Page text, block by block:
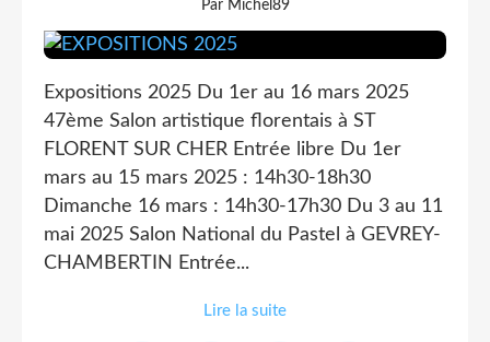
Par Michel89
Expositions 2025 Du 1er au 16 mars 2025
47ème Salon artistique florentais à ST
FLORENT SUR CHER Entrée libre Du 1er
mars au 15 mars 2025 : 14h30-18h30
Dimanche 16 mars : 14h30-17h30 Du 3 au 11
mai 2025 Salon National du Pastel à GEVREY-
CHAMBERTIN Entrée...
Lire la suite